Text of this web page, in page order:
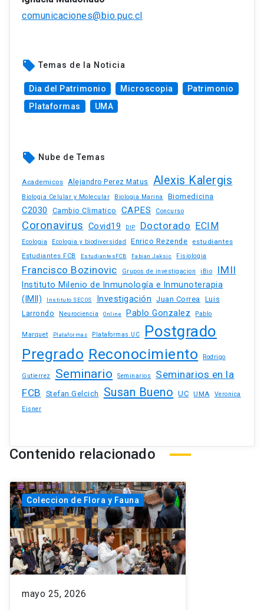
comunicaciones@bio.puc.cl
local_offer Temas de la Noticia
Dia del Patrimonio Microscopia
Patrimonio
Plataformas
UMA
local_offer Nube de Temas
Academicos Alejandro Perez Matus Alexis Kalergis
Biologia Celular y Molecular Biologia Marina Biomedicina
C2030 Cambio Climatico CAPES Concurso
Coronavirus Covid19 DIP Doctorado ECIM
Ecologia Ecologia y biodiversidad Enrico Rezende estudiantes
Estudiantes FCB EstudiantesFCB Fabian Jaksic Fisiologia
Francisco Bozinovic Grupos de investigacion iBio IMII
Instituto Milenio de Inmunología e Inmunoterapia
(IMII)
Instituto SECOS Investigación Juan Correa Luis
Larrondo
Neurociencia Online Pablo Gonzalez Pablo
Marquet Plataformas Plataformas UC Postgrado
Pregrado Reconocimiento Rodrigo
Gutierrez Seminario Seminarios
Seminarios en la
FCB
Stefan Gelcich Susan Bueno UC UMA
Veronica
Eisner
Contenido relacionado
Coleccion de Flora y Fauna
mayo 25, 2026